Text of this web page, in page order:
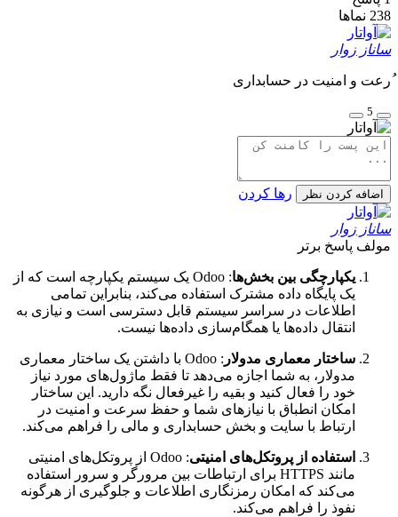
238 نماها
ساناز زوار
ُرعت و امنیت در حسابداری
5
اضافه کردن نظر رها کردن
ساناز زوار
مولف پاسخ برتر
یکپارچگی بین بخش‌ها
: Odoo یک سیستم یکپارچه است که از
یک پایگاه داده مشترک استفاده می‌کند، بنابراین تمامی
اطلاعات در سراسر سیستم قابل دسترسی است و نیازی به
انتقال داده‌ها یا همگام‌سازی داده‌ها نیست.
ساختار معماری مدولار
: Odoo با داشتن یک ساختار معماری
مدولار، به شما اجازه می‌دهد تا فقط ماژول‌های مورد نیاز
خود را فعال کنید و بقیه را غیرفعال نگه دارید. این ساختار
امکان انطباق با نیازهای شما و حفظ سرعت و امنیت در
ارتباط با سایت و بخش حسابداری و مالی را فراهم می‌کند.
استفاده از پروتکل‌های امنیتی
: Odoo از پروتکل‌های امنیتی
مانند HTTPS برای ارتباطات بین مرورگر و سرور استفاده
می‌کند که امکان رمزنگاری اطلاعات و جلوگیری از هرگونه
نفوذ را فراهم می‌کند.